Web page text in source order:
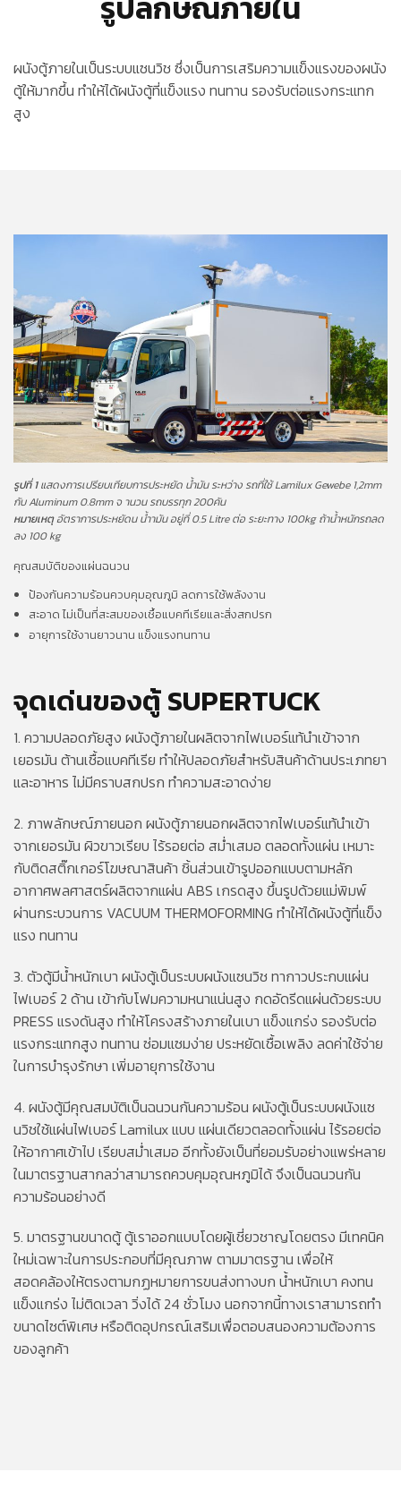
ผนังตู้ภายในเป็นระบบแซนวิช ซึ่งเป็นการเสริมความแข็งแรงของผนัง
ตู้ให้มากขึ้น ทำให้ได้ผนังตู้ที่แข็งแรง ทนทาน รองรับต่อแรงกระแทก
สูง
รูปที่ 1แสดงการเปรียบเทียบการประหยัด น้ำมัน ระหว่าง รถที่ใช้ Lamilux Gewebe 1,2mm
กับ Aluminum 0.8mm จ านวน รถบรรทุก 200คัน
หมายเหตุอัตราการประหยัดน น้ำามัน อยู่ที่ 0.5 Litre ต่อ ระยะทาง 100kg ถ้าน้ำหนักรถลด
ลง 100 kg
คุณสมบัติของแผ่นฉนวน
ป้องกันความร้อนควบคุมอุณภูมิ ลดการใช้พลังงาน
สะอาด ไม่เป็นที่สะสมของเชื้อแบคทีเรียและสิ่งสกปรก
อายุการใช้งานยาวนาน แข็งแรงทนทาน
จุดเด่นของตู้ SUPERTUCK
1. ความปลอดภัยสูง ผนังตู้ภายในผลิตจากไฟเบอร์แท้นำเข้าจาก
เยอรมัน ต้านเชื้อแบคทีเรีย ทำให้ปลอดภัยสำหรับสินค้าด้านประเภทยา
และอาหาร ไม่มีคราบสกปรก ทำความสะอาดง่าย
2. ภาพลักษณ์ภายนอก ผนังตู้ภายนอกผลิตจากไฟเบอร์แท้นำเข้า
จากเยอรมัน ผิวขาวเรียบ ไร้รอยต่อ สม่ำเสมอ ตลอดทั้งแผ่น เหมาะ
กับติดสติ๊กเกอร์โฆษณาสินค้า ชิ้นส่วนเข้ารูปออกแบบตามหลัก
อากาศพลศาสตร์ผลิตจากแผ่น ABS เกรดสูง ขึ้นรูปด้วยแม่พิมพ์
ผ่านกระบวนการ VACUUM THERMOFORMING ทำให้ได้ผนังตู้ที่แข็ง
แรง ทนทาน
3. ตัวตู้มีน้ำหนักเบา ผนังตู้เป็นระบบผนังแซนวิช ทากาวประกบแผ่น
ไฟเบอร์ 2 ด้าน เข้ากับโฟมความหนาแน่นสูง กดอัดรีดแผ่นด้วยระบบ
PRESS แรงดันสูง ทำให้โครงสร้างภายในเบา แข็งแกร่ง รองรับต่อ
แรงกระแทกสูง ทนทาน ซ่อมแซมง่าย ประหยัดเชื้อเพลิง ลดค่าใช้จ่าย
ในการบำรุงรักษา เพิ่มอายุการใช้งาน
4. ผนังตู้มีคุณสมบัติเป็นฉนวนกันความร้อน ผนังตู้เป็นระบบผนังแซ
นวิชใช้แผ่นไฟเบอร์ Lamilux แบบ แผ่นเดียวตลอดทั้งแผ่น ไร้รอยต่อ
ให้อากาศเข้าไป เรียบสม่ำเสมอ อีกทั้งยังเป็นที่ยอมรับอย่างแพร่หลาย
ในมาตรฐานสากลว่าสามารถควบคุมอุณหภูมิได้ จึงเป็นฉนวนกัน
ความร้อนอย่างดี
5. มาตรฐานขนาดตู้ ตู้เราออกแบบโดยผู้เชี่ยวชาญโดยตรง มีเทคนิค
ใหม่เฉพาะในการประกอบที่มีคุณภาพ ตามมาตรฐาน เพื่อให้
สอดคล้องให้ตรงตามกฏหมายการขนส่งทางบก น้ำหนักเบา คงทน
แข็งแกร่ง ไม่ติดเวลา วิ่งได้ 24 ชั่วโมง นอกจากนี้ทางเราสามารถทำ
ขนาดไซต์พิเศษ หรือติดอุปกรณ์เสริมเพื่อตอบสนองความต้องการ
ของลูกค้า